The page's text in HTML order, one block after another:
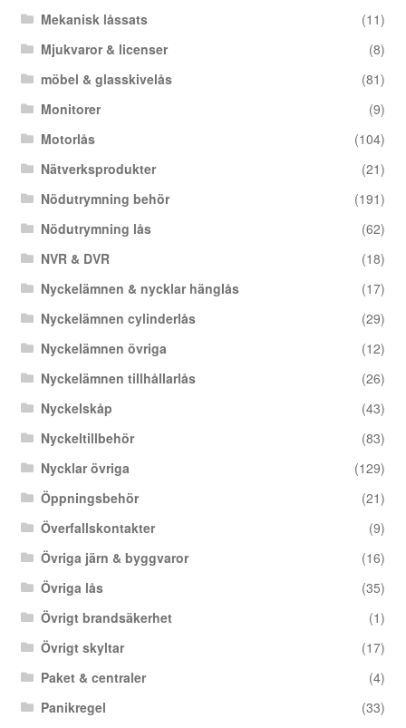
Mekanisk låssats
(11)
Mjukvaror & licenser
(8)
möbel & glasskivelås
(81)
Monitorer
(9)
Motorlås
(104)
Nätverksprodukter
(21)
Nödutrymning behör
(191)
Nödutrymning lås
(62)
NVR & DVR
(18)
Nyckelämnen & nycklar hänglås
(17)
Nyckelämnen cylinderlås
(29)
Nyckelämnen övriga
(12)
Nyckelämnen tillhållarlås
(26)
Nyckelskåp
(43)
Nyckeltillbehör
(83)
Nycklar övriga
(129)
Öppningsbehör
(21)
Överfallskontakter
(9)
Övriga järn & byggvaror
(16)
Övriga lås
(35)
Övrigt brandsäkerhet
(1)
Övrigt skyltar
(17)
Paket & centraler
(4)
Panikregel
(33)